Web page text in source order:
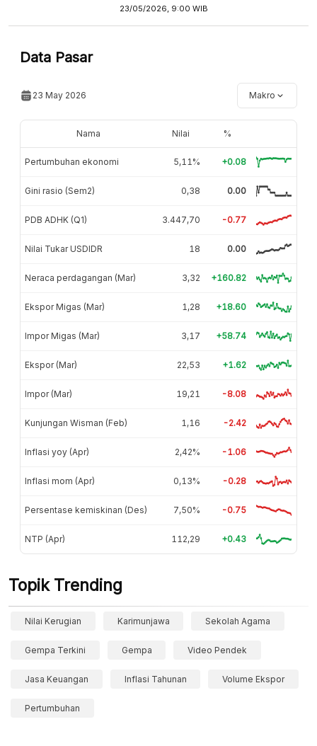
23/05/2026, 9:00 WIB
Data Pasar
23 May 2026 Makro
Nama Nilai %
Pertumbuhan ekonomi 5,11% +0.08
Gini rasio (Sem2) 0,38 0.00
PDB ADHK (Q1) 3.447,70 -0.77
Nilai Tukar USDIDR 18 0.00
Neraca perdagangan (Mar) 3,32 +160.82
Ekspor Migas (Mar) 1,28 +18.60
Impor Migas (Mar) 3,17 +58.74
Ekspor (Mar) 22,53 +1.62
Impor (Mar) 19,21 -8.08
Kunjungan Wisman (Feb) 1,16 -2.42
Inflasi yoy (Apr) 2,42% -1.06
Inflasi mom (Apr) 0,13% -0.28
Persentase kemiskinan (Des) 7,50% -0.75
NTP (Apr) 112,29 +0.43
Topik Trending
Nilai Kerugian Karimunjawa Sekolah Agama
Gempa Terkini Gempa Video Pendek
Jasa Keuangan Inflasi Tahunan Volume Ekspor
Pertumbuhan